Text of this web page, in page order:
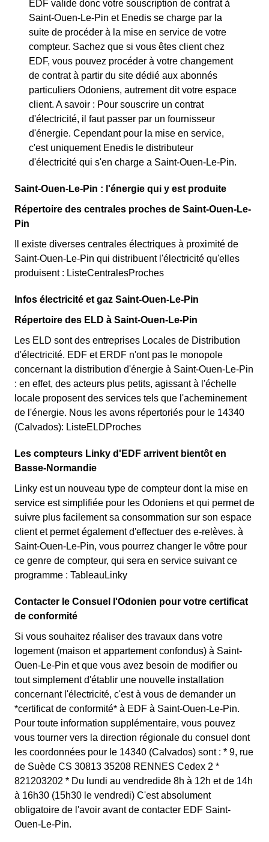
EDF valide donc votre souscription de contrat à
Saint-Ouen-Le-Pin et Enedis se charge par la
suite de procéder à la mise en service de votre
compteur. Sachez que si vous êtes client chez
EDF, vous pouvez procéder à votre changement
de contrat à partir du site dédié aux abonnés
particuliers Odoniens, autrement dit votre espace
client. A savoir : Pour souscrire un contrat
d'électricité, il faut passer par un fournisseur
d'énergie. Cependant pour la mise en service,
c'est uniquement Enedis le distributeur
d'électricité qui s'en charge a Saint-Ouen-Le-Pin.
Saint-Ouen-Le-Pin : l'énergie qui y est produite
Répertoire des centrales proches de Saint-Ouen-Le-
Pin
Il existe diverses centrales électriques à proximité de
Saint-Ouen-Le-Pin qui distribuent l'électricité qu'elles
produisent : ListeCentralesProches
Infos électricité et gaz Saint-Ouen-Le-Pin
Répertoire des ELD à Saint-Ouen-Le-Pin
Les ELD sont des entreprises Locales de Distribution
d'électricité. EDF et ERDF n'ont pas le monopole
concernant la distribution d'énergie à Saint-Ouen-Le-Pin
: en effet, des acteurs plus petits, agissant à l'échelle
locale proposent des services tels que l'acheminement
de l'énergie. Nous les avons répertoriés pour le 14340
(Calvados): ListeELDProches
Les compteurs Linky d'EDF arrivent bientôt en
Basse-Normandie
Linky est un nouveau type de compteur dont la mise en
service est simplifiée pour les Odoniens et qui permet de
suivre plus facilement sa consommation sur son espace
client et permet également d'effectuer des e-relèves. à
Saint-Ouen-Le-Pin, vous pourrez changer le vôtre pour
ce genre de compteur, qui sera en service suivant ce
programme : TableauLinky
Contacter le Consuel l'Odonien pour votre certificat
de conformité
Si vous souhaitez réaliser des travaux dans votre
logement (maison et appartement confondus) à Saint-
Ouen-Le-Pin et que vous avez besoin de modifier ou
tout simplement d'établir une nouvelle installation
concernant l'électricité, c'est à vous de demander un
*certificat de conformité* à EDF à Saint-Ouen-Le-Pin.
Pour toute information supplémentaire, vous pouvez
vous tourner vers la direction régionale du consuel dont
les coordonnées pour le 14340 (Calvados) sont : * 9, rue
de Suède CS 30813 35208 RENNES Cedex 2 *
821203202 * Du lundi au vendredide 8h à 12h et de 14h
à 16h30 (15h30 le vendredi) C'est absolument
obligatoire de l'avoir avant de contacter EDF Saint-
Ouen-Le-Pin.